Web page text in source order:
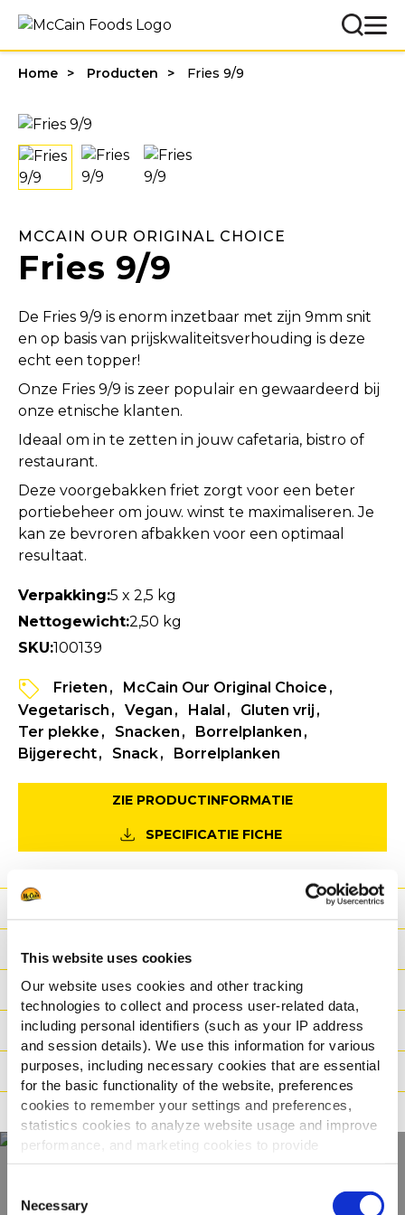
This website uses cookies
Our website uses cookies and other tracking
technologies to collect and process user-related data,
including personal identifiers (such as your IP address
and session details). We use this information for various
purposes, including necessary cookies that are essential
for the basic functionality of the website, preferences
cookies to remember your settings and preferences,
statistics cookies to analyze website usage and improve
performance, and marketing cookies to provide
personalized content and advertising.
By clicking 'Allow all cookies', you consent to the use of
Selection
Necessary
Home Producten Fries 9/9
MCCAIN OUR ORIGINAL CHOICE
Fries 9/9
De Fries 9/9 is enorm inzetbaar met zijn 9mm snit
en op basis van prijskwaliteitsverhouding is deze
echt een topper!
Onze Fries 9/9 is zeer populair en gewaardeerd bij
onze etnische klanten.
Ideaal om in te zetten in jouw cafetaria, bistro of
restaurant.
Deze voorgebakken friet zorgt voor een beter
portiebeheer om jouw. winst te maximaliseren. Je
kan ze bevroren afbakken voor een optimaal
resultaat.
Verpakking:5 x 2,5 kg
Nettogewicht:2,50 kg
SKU:100139
Frieten
McCain Our Original Choice
Vegetarisch
Vegan Halal
Gluten vrij
Ter plekke
Snacken
Borrelplanken
Bijgerecht
Snack Borrelplanken
ZIE PRODUCTINFORMATIE
SPECIFICATIE FICHE
Nutritionele informatie
Ingrediënten
Gewicht/Logistiek
Bereidingswijzen
Certificaties
Ontdek ons volledige